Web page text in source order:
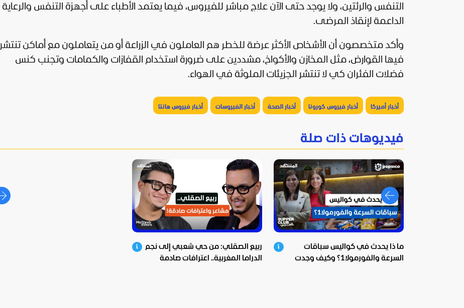
التنفس والرئتين، ولا يوجد حتى الآن علاج مباشر للفيروس، فيما يعتمد الأطباء على أجهزة التنفس والرعاية
الداعمة لإنقاذ المرضى.
وأكد متخصصون أن الأشخاص الأكثر عرضة للخطر هم العاملون في الزراعة أو من يتعاملون مع أماكن تنتشر
فيها القوارض، مثل المخازن والأكواخ، مشددين على ضرورة استخدام القفازات والكمامات وتجنب كنس
فضلات الفئران كي لا تنتشر الجزيئات الملوثة في الهواء.
أخبار أميركا أخبار فيروس كورونا أخبار الصحة أخبار الفيروسات أخبار فيروس هانتا
فيديوهات ذات صلة
ما ذا يحدث في كواليس سباقات
السرعة والفورمولا1؟ وكيف وجدت
ربيع الصقلي: من حي شعبي إلى نجم
الدراما المغربية.. اعترافات صادمة